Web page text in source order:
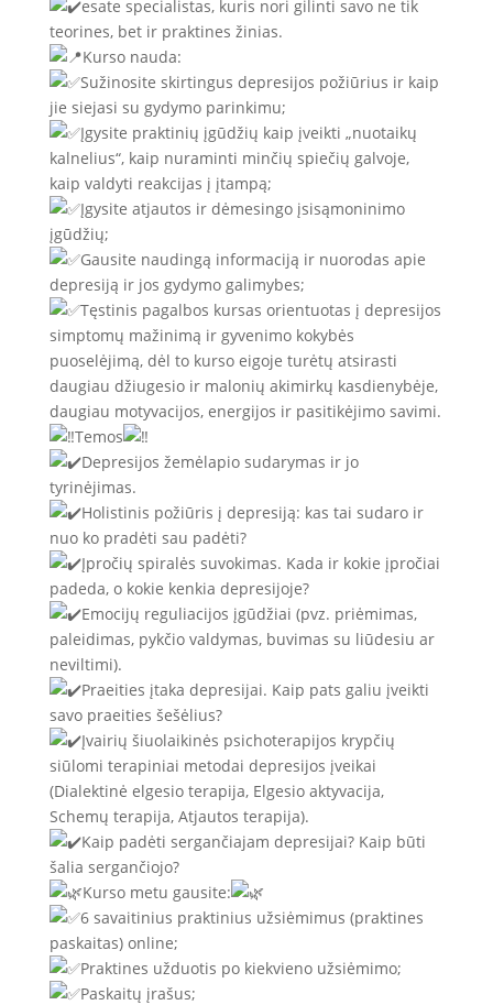
esate specialistas, kuris nori gilinti savo ne tik
teorines, bet ir praktines žinias.
Kurso nauda:
Sužinosite skirtingus depresijos požiūrius ir kaip
jie siejasi su gydymo parinkimu;
Įgysite praktinių įgūdžių kaip įveikti „nuotaikų
kalnelius“, kaip nuraminti minčių spiečių galvoje,
kaip valdyti reakcijas į įtampą;
Įgysite atjautos ir dėmesingo įsisąmoninimo
įgūdžių;
Gausite naudingą informaciją ir nuorodas apie
depresiją ir jos gydymo galimybes;
Tęstinis pagalbos kursas orientuotas į depresijos
simptomų mažinimą ir gyvenimo kokybės
puoselėjimą, dėl to kurso eigoje turėtų atsirasti
daugiau džiugesio ir malonių akimirkų kasdienybėje,
daugiau motyvacijos, energijos ir pasitikėjimo savimi.
Temos
Depresijos žemėlapio sudarymas ir jo
tyrinėjimas.
Holistinis požiūris į depresiją: kas tai sudaro ir
nuo ko pradėti sau padėti?
Įpročių spiralės suvokimas. Kada ir kokie įpročiai
padeda, o kokie kenkia depresijoje?
Emocijų reguliacijos įgūdžiai (pvz. priėmimas,
paleidimas, pykčio valdymas, buvimas su liūdesiu ar
neviltimi).
Praeities įtaka depresijai. Kaip pats galiu įveikti
savo praeities šešėlius?
Įvairių šiuolaikinės psichoterapijos krypčių
siūlomi terapiniai metodai depresijos įveikai
(Dialektinė elgesio terapija, Elgesio aktyvacija,
Schemų terapija, Atjautos terapija).
Kaip padėti sergančiajam depresijai? Kaip būti
šalia sergančiojo?
Kurso metu gausite:
6 savaitinius praktinius užsiėmimus (praktines
paskaitas) online;
Praktines užduotis po kiekvieno užsiėmimo;
Paskaitų įrašus;